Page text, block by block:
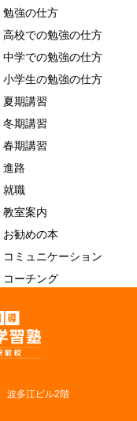
勉強の仕方
高校での勉強の仕方
中学での勉強の仕方
小学生の勉強の仕方
夏期講習
冬期講習
春期講習
進路
就職
教室案内
お勧めの本
コミュニケーション
コーチング
波多江ビル2階